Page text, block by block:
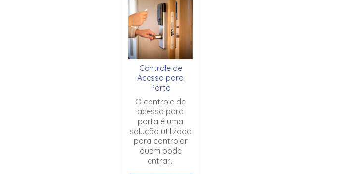
Controle de
Acesso para
Porta
O controle de
acesso para
porta é uma
solução utilizada
para controlar
quem pode
entrar...